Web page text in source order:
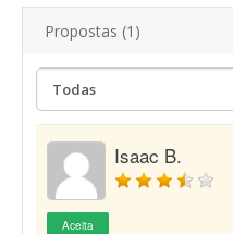
Propostas (1)
Isaac B.
Aceita